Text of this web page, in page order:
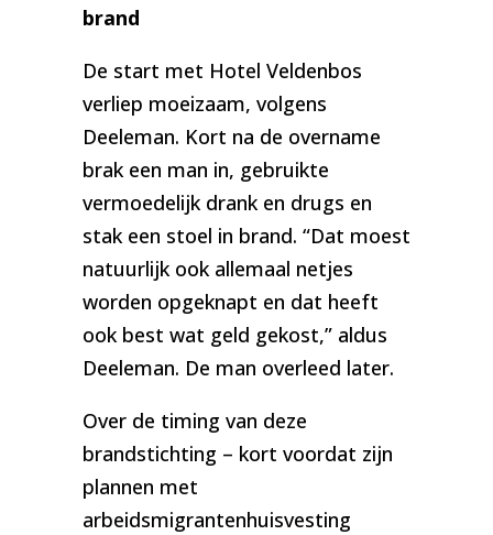
brand
De start met Hotel Veldenbos
verliep moeizaam, volgens
Deeleman. Kort na de overname
brak een man in, gebruikte
vermoedelijk drank en drugs en
stak een stoel in brand. “Dat moest
natuurlijk ook allemaal netjes
worden opgeknapt en dat heeft
ook best wat geld gekost,” aldus
Deeleman. De man overleed later.
Over de timing van deze
brandstichting – kort voordat zijn
plannen met
arbeidsmigrantenhuisvesting